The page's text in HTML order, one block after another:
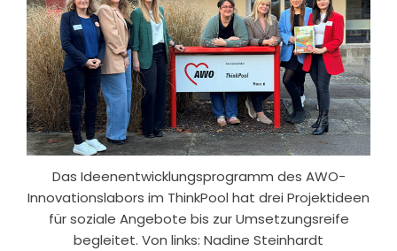
Das Ideenentwicklungsprogramm des AWO-
Innovationslabors im ThinkPool hat drei Projektideen
für soziale Angebote bis zur Umsetzungsreife
begleitet. Von links: Nadine Steinhardt